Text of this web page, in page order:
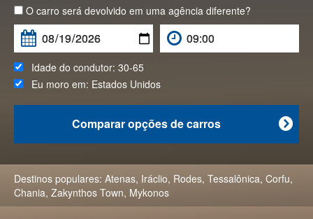
O carro será devolvido em uma agência diferente?
Idade do condutor: 30-65
Eu moro em: Estados Unidos

Comparar opções de carros
Destinos populares: Atenas, Iráclio, Rodes, Tessalônica, Corfu,
Chania, Zakynthos Town, Mykonos